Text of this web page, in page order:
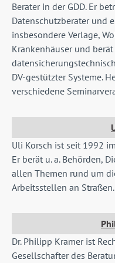
Berater in der GDD. Er
Datenschutzberater und
insbesondere Verlage,
Krankenhäuser und
DV-gestützter Systeme.
verschiedene
Uli Korsch ist seit 1992
Er berät u. a. Behörden,
allen Themen rund um
Arbeitsstellen an Straßen.
Dr. Philipp Kramer ist
Gesellschafter des